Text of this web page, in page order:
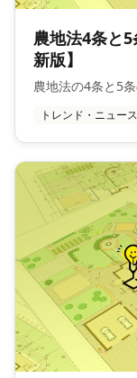
農地法4条と
新版】
農地法の4条と5
トレンド・ニュース